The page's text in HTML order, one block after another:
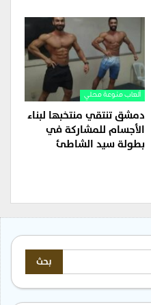
ألعاب منوعة محلي
دمشق تنتقي منتخبها لبناء
الأجسام للمشاركة في
بطولة سيد الشاطئ